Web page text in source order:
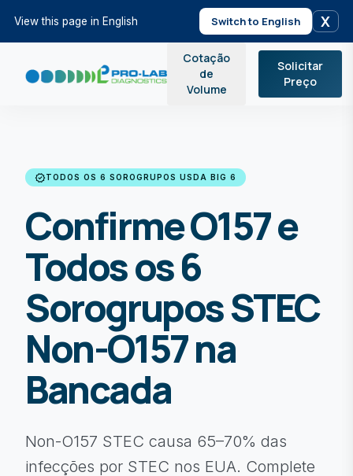
Cotação
de
Volume
Solicitar
Preço
verifiedTODOS OS 6 SOROGRUPOS USDA BIG 6
Confirme O157 e
Todos os 6
Sorogrupos STEC
Non-O157 na
Bancada
Non-O157 STEC causa 65–70% das
infecções por STEC nos EUA. Complete
View this page in English Switch to English X